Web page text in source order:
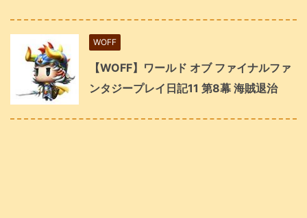
WOFF
【WOFF】ワールド オブ ファイナルファ
ンタジープレイ日記11 第8幕 海賊退治